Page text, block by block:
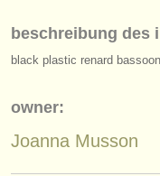
musicalchairs:
über
beschreibung des
black plastic renard bassoon
owner:
Joanna Musson